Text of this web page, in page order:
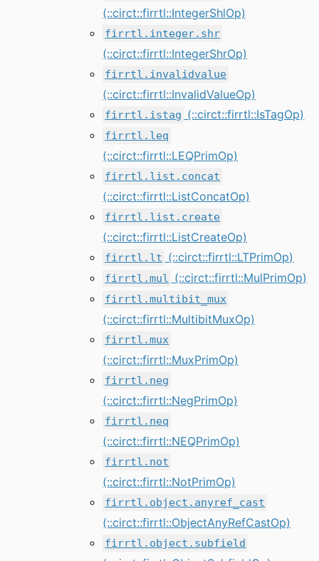
(::circt::firrtl::IntegerShlOp)
firrtl.integer.shr
(::circt::firrtl::IntegerShrOp)
firrtl.invalidvalue
(::circt::firrtl::InvalidValueOp)
firrtl.istag (::circt::firrtl::IsTagOp)
firrtl.leq
(::circt::firrtl::LEQPrimOp)
firrtl.list.concat
(::circt::firrtl::ListConcatOp)
firrtl.list.create
(::circt::firrtl::ListCreateOp)
firrtl.lt (::circt::firrtl::LTPrimOp)
firrtl.mul (::circt::firrtl::MulPrimOp)
firrtl.multibit_mux
(::circt::firrtl::MultibitMuxOp)
firrtl.mux
(::circt::firrtl::MuxPrimOp)
firrtl.neg
(::circt::firrtl::NegPrimOp)
firrtl.neq
(::circt::firrtl::NEQPrimOp)
firrtl.not
(::circt::firrtl::NotPrimOp)
firrtl.object.anyref_cast
(::circt::firrtl::ObjectAnyRefCastOp)
firrtl.object.subfield